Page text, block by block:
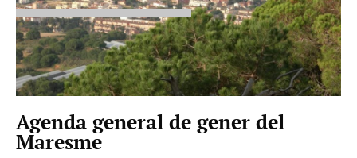
Agenda general de gener del
Maresme